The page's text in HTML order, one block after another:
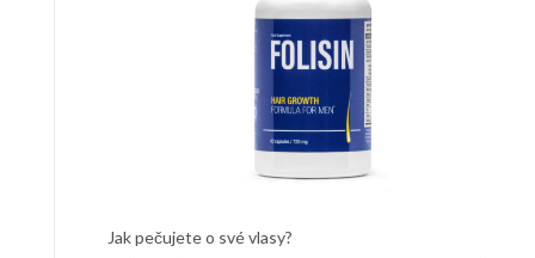
Jak pečujete o své vlasy?